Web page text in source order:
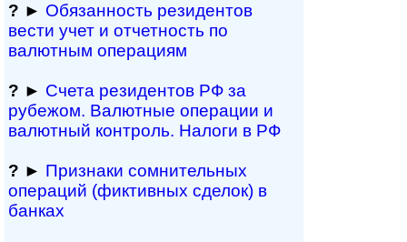
? ► Обязанность резиден­тов
вести учет и отчетность по
валютным операциям
? ► Счета резидентов РФ за
рубежом. Валютные операции и
валютный контроль. Налоги в РФ
? ► Признаки сомнитель­ных
операций (фиктивных сделок) в
банках